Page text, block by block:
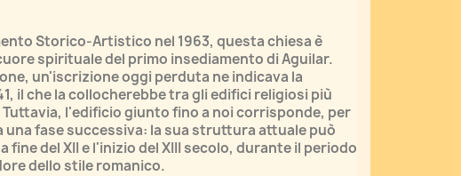
Storico-Artistico nel 1963, questa chiesa è
spirituale del primo insediamento di Aguilar.
un'iscrizione oggi perduta ne indicava la
il che la collocherebbe tra gli edifici religiosi più
l'edificio giunto fino a noi corrisponde, per
una fase successiva: la sua struttura attuale può
fine del XII e l'inizio del XIII secolo, durante il periodo
dello stile romanico.